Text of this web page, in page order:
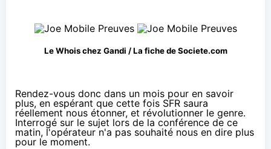
Le Whois chez Gandi /La fiche de Societe.com
Rendez-vous donc dans un mois pour en savoir
plus, en espérant que cette fois SFR saura
réellement nous étonner, et révolutionner le genre.
Interrogé sur le sujet lors de la conférence de ce
matin, l'opérateur n'a pas souhaité nous en dire plus
pour le moment.